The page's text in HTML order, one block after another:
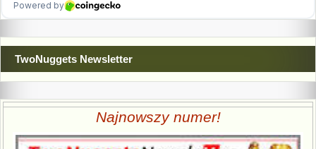
TwoNuggets Newsletter
Najnowszy numer!